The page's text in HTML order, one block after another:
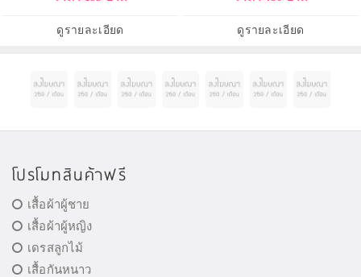
ส่วนผสมจาด Pre-Ratinal วิตามิน A
บริสุทธิ์ พร้อมข
ดูรายละเอียด
ให้ผิวนุ่มนวล ปรับผิวให้ยืดหยุ่น คง
ความกระชับ ให้ผิวทั่
ดูรายละเอียด
โปรโมทสินค้าฟรี
เสื้อผ้าผู้ชาย
เสื้อผ้าผู้หญิง
เดรสลูกไม้
เสื้อกันหนาว